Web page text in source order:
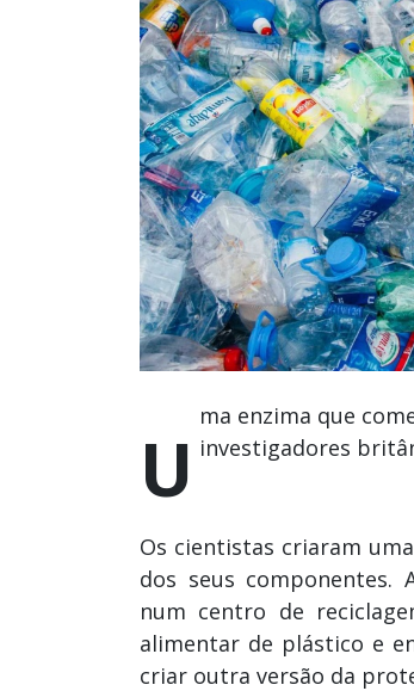
U
ma enzima que
investigadores
Os cientistas criaram
dos seus componentes.
num centro de
alimentar de plástico e
criar outra versão da